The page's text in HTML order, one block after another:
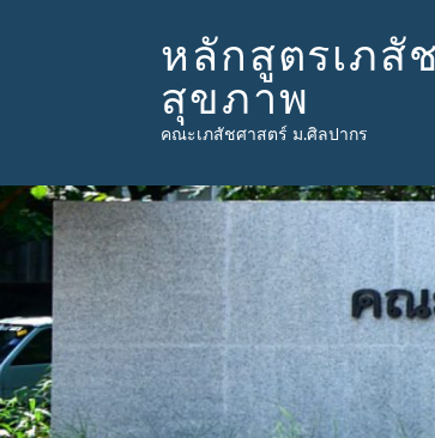
หลักสูตรเภสั
สุขภาพ
คณะเภสัชศาสตร์ ม.ศิลปากร